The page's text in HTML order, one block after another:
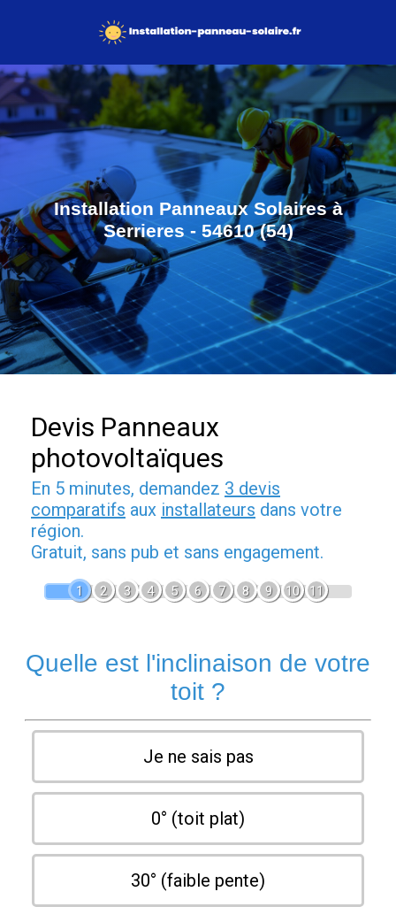
Installation Panneaux Solaires à
Serrieres - 54610 (54)
Devis Panneaux
photovoltaïques
En 5 minutes, demandez 3 devis
comparatifs aux installateurs dans votre
région.
Gratuit, sans pub et sans engagement.
1 2 3 4 5 6 7 8 9 10 11
Quelle est l'inclinaison de votre
toit ?
Je ne sais pas
0° (toit plat)
30° (faible pente)